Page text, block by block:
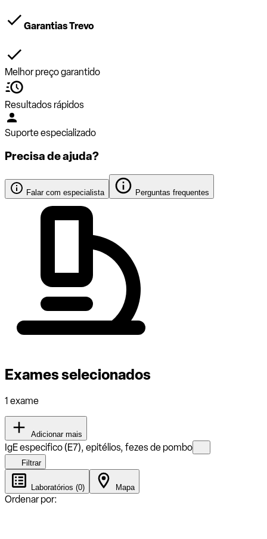
Garantias Trevo
Melhor preço garantido
Resultados rápidos
Suporte especializado
Precisa de ajuda?
Falar com especialista Perguntas frequentes
Exames selecionados
1 exame
Adicionar mais
IgE especifico (E7), epitélios, fezes de pombo
Filtrar
Laboratórios (0) Mapa
Ordenar por: